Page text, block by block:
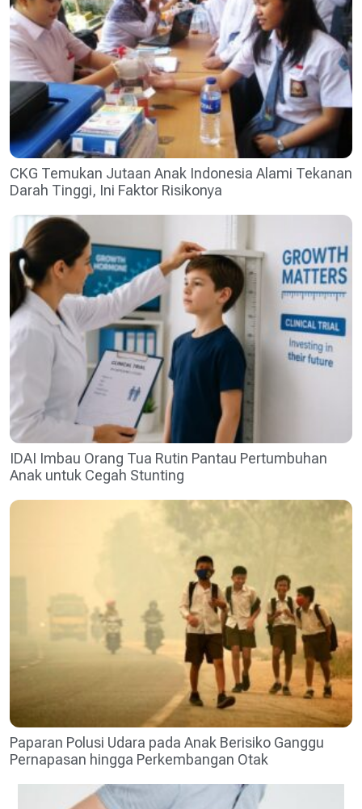
CKG Temukan Jutaan Anak Indonesia Alami Tekanan
Darah Tinggi, Ini Faktor Risikonya
IDAI Imbau Orang Tua Rutin Pantau Pertumbuhan
Anak untuk Cegah Stunting
Paparan Polusi Udara pada Anak Berisiko Ganggu
Pernapasan hingga Perkembangan Otak